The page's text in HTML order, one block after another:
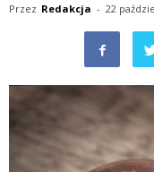
Przez Redakcja - 22